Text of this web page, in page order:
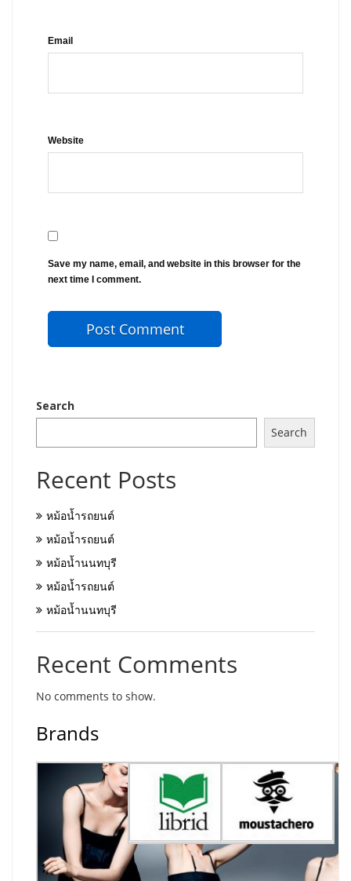
Email
Website
Save my name, email, and website in this browser for the
next time I comment.
Search
Search
Recent Posts
หม้อน้ำรถยนต์
หม้อน้ำรถยนต์
หม้อน้ำนนทบุรี
หม้อน้ำรถยนต์
หม้อน้ำนนทบุรี
Recent Comments
No comments to show.
Brands